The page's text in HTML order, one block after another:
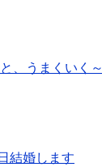
、うまくいく～
結婚します